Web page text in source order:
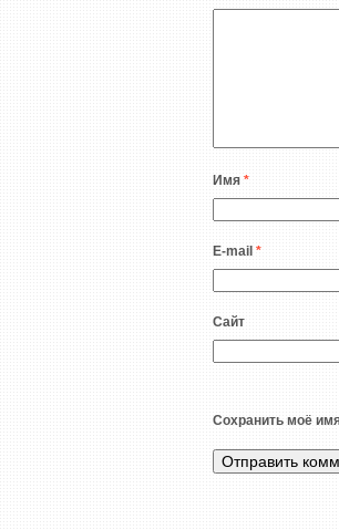
Имя *
E-mail *
Сайт
Сохранить моё